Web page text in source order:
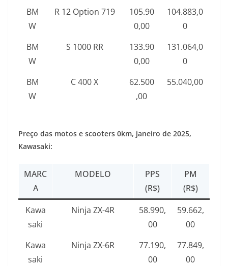
BM
W
R 12 Option 719
105.90
0,00
104.883,0
0
BM
W
S 1000 RR
133.90
0,00
131.064,0
0
BM
W
C 400 X
62.500
,00
55.040,00
Preço das motos e scooters 0km, janeiro de 2025,
Kawasaki:
MARC
A
MODELO
PPS
(R$)
PM
(R$)
Kawa
saki
Ninja ZX-4R
58.990,
00
59.662,
00
Kawa
saki
Ninja ZX-6R
77.190,
00
77.849,
00